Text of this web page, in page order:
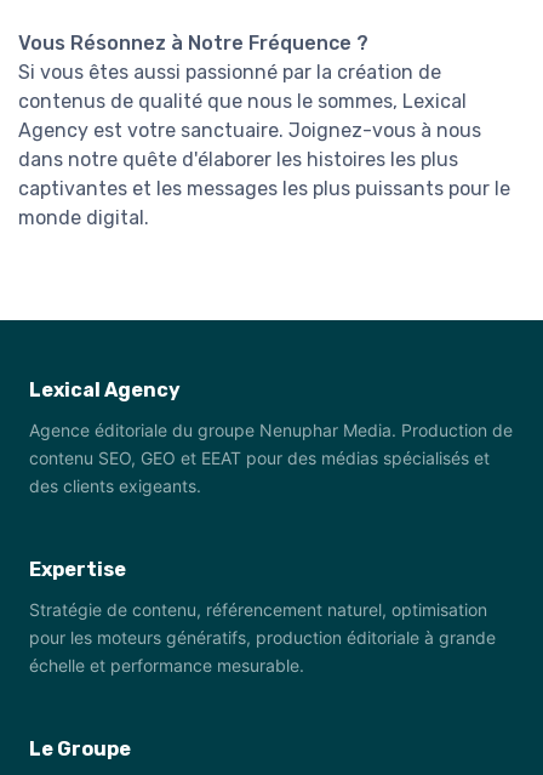
Vous Résonnez à Notre Fréquence ?
Si vous êtes aussi passionné par la création de
contenus de qualité que nous le sommes, Lexical
Agency est votre sanctuaire. Joignez-vous à nous
dans notre quête d'élaborer les histoires les plus
captivantes et les messages les plus puissants pour le
monde digital.
Lexical Agency
Agence éditoriale du groupe Nenuphar Media. Production de
contenu SEO, GEO et EEAT pour des médias spécialisés et
des clients exigeants.
Expertise
Stratégie de contenu, référencement naturel, optimisation
pour les moteurs génératifs, production éditoriale à grande
échelle et performance mesurable.
Le Groupe